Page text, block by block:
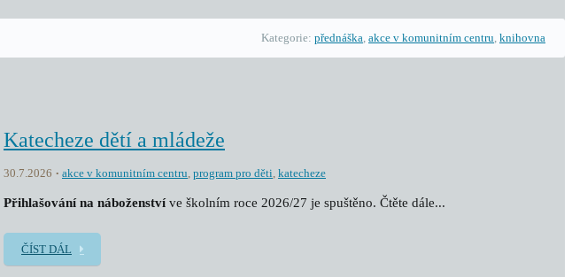
Kategorie: přednáška, akce v komunitním centru, knihovna
Katecheze dětí a mládeže
30.7.2026 akce v komunitním centru, program pro děti, katecheze
Přihlašování na náboženstvíve školním roce 2026/27 je spuštěno. Čtěte dále...
ČÍST DÁL